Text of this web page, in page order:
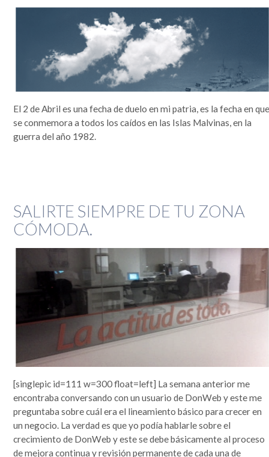
El 2 de Abril es una fecha de duelo en mi patria, es la fecha en
se conmemora a todos los caídos en las Islas Malvinas, en la
guerra del año 1982.
SALIRTE SIEMPRE DE TU ZONA
CÓMODA.
[singlepic id=111 w=300 float=left] La semana anterior me
encontraba conversando con un usuario de DonWeb y este me
preguntaba sobre cuál era el lineamiento básico para crecer en
un negocio. La verdad es que yo podía hablarle sobre el
crecimiento de DonWeb y este se debe básicamente al proceso
de mejora continua y revisión permanente de cada una de